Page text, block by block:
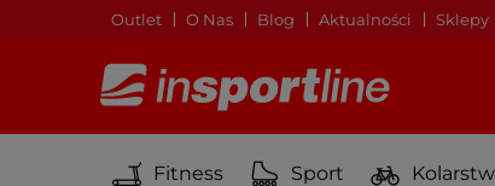
Outlet O Nas Blog Aktualności Sklepy
Fitness Sport